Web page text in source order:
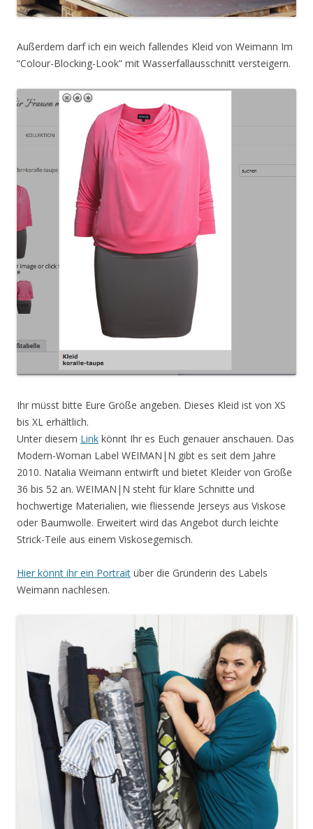
Außerdem darf ich ein weich fallendes Kleid von Weimann Im
“Colour-Blocking-Look” mit Wasserfallausschnitt versteigern.
Ihr müsst bitte Eure Größe angeben. Dieses Kleid ist von XS
bis XL erhältlich.
Unter diesem Link könnt Ihr es Euch genauer anschauen. Das
Modern-Woman Label WEIMAN|N gibt es seit dem Jahre
2010. Natalia Weimann entwirft und bietet Kleider von Größe
36 bis 52 an. WEIMAN|N steht für klare Schnitte und
hochwertige Materialien, wie fliessende Jerseys aus Viskose
oder Baumwolle. Erweitert wird das Angebot durch leichte
Strick-Teile aus einem Viskosegemisch.
Hier könnt ihr ein Portrait über die Gründerin des Labels
Weimann nachlesen.